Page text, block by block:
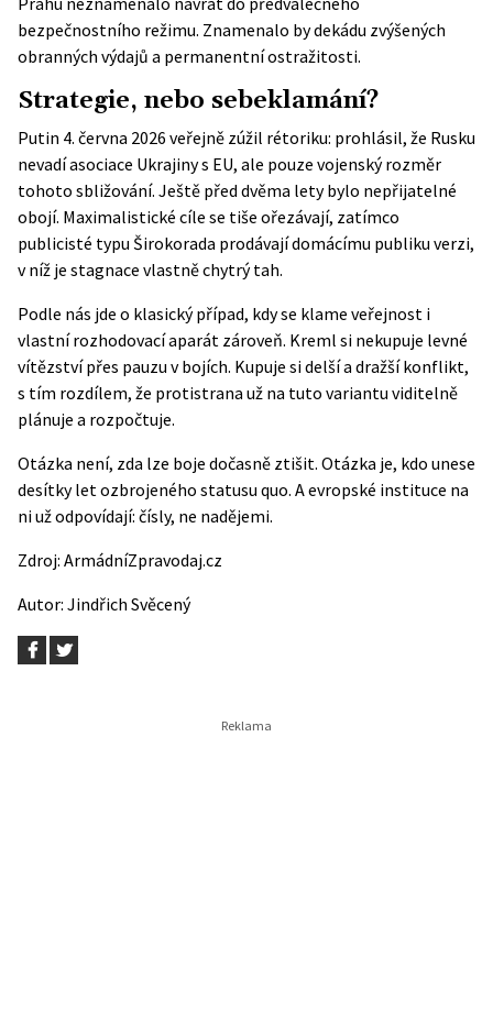
bezpečnostního režimu. Znamenalo by dekádu zvýšených
obranných výdajů a permanentní ostražitosti.
Strategie, nebo sebeklamání?
Putin 4. června 2026 veřejně zúžil rétoriku: prohlásil, že Rusku
nevadí asociace Ukrajiny s EU, ale pouze vojenský rozměr
tohoto sbližování. Ještě před dvěma lety bylo nepřijatelné
obojí. Maximalistické cíle se tiše ořezávají, zatímco
publicisté typu Širokorada prodávají domácímu publiku verzi,
v níž je stagnace vlastně chytrý tah.
Podle nás jde o klasický případ, kdy se klame veřejnost i
vlastní rozhodovací aparát zároveň. Kreml si nekupuje levné
vítězství přes pauzu v bojích. Kupuje si delší a dražší konflikt,
s tím rozdílem, že protistrana už na tuto variantu viditelně
plánuje a rozpočtuje.
Otázka není, zda lze boje dočasně ztišit. Otázka je, kdo unese
desítky let ozbrojeného statusu quo. A evropské instituce na
ni už odpovídají: čísly, ne nadějemi.
Zdroj: ArmádníZpravodaj.cz
Autor: Jindřich Svěcený